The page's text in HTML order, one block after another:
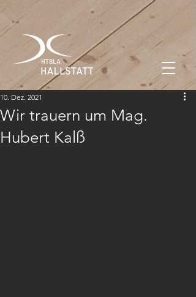
Wir trauern um Mag.
Hubert Kalß
10. Dez. 2021